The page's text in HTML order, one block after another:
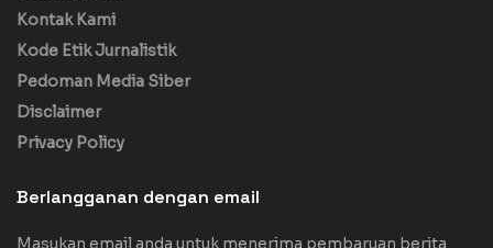
Kontak Kami
Kode Etik Jurnalistik
Pedoman Media Siber
Disclaimer
Privacy Policy
Berlangganan dengan email
Masukan email anda untuk menerima pembaruan berita